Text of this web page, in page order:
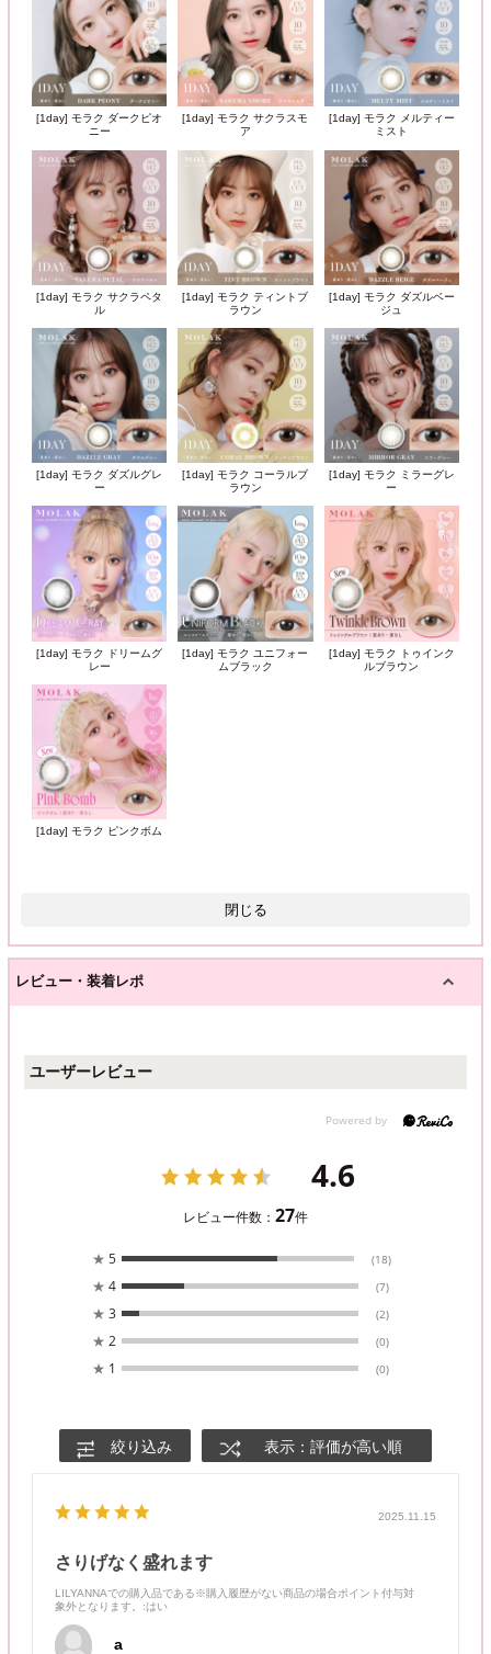
[1day] モラク ダークピオ
ニー
[1day] モラク サクラスモ
ア
[1day] モラク メルティー
ミスト
[1day] モラク サクラペタ
ル
[1day] モラク ティントブ
ラウン
[1day] モラク ダズルベー
ジュ
[1day] モラク ダズルグレ
ー
[1day] モラク コーラルブ
ラウン
[1day] モラク ミラーグレ
ー
[1day] モラク ドリームグ
レー
[1day] モラク ユニフォー
ムブラック
[1day] モラク トゥインク
ルブラウン
[1day] モラク ピンクボム
閉じる
レビュー・装着レポ
ユーザーレビュー
4.6
レビュー件数： 27件
★ 5 (18)
★ 4 (7)
★ 3 (2)
★ 2 (0)
★ 1 (0)
絞り込み 表示：評価が高い順
2025.11.15
さりげなく盛れます
LILYANNAでの購入品である※購入履歴がない商品の場合ポイント付与対
象外となります。
:はい
a